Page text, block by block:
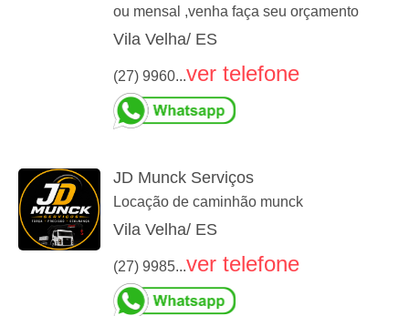
ou mensal ,venha faça seu orçamento
Vila Velha/ ES
(27) 9960...ver telefone
JD Munck Serviços
Locação de caminhão munck
Vila Velha/ ES
(27) 9985...ver telefone